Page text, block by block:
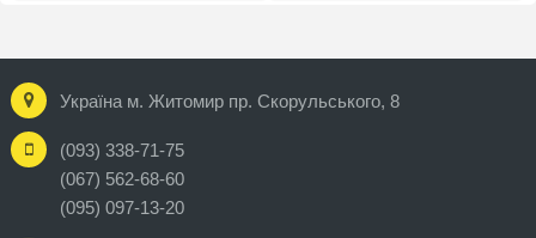
Україна м. Житомир пр. Скорульського, 8
(093) 338-71-75
(067) 562-68-60
(095) 097-13-20